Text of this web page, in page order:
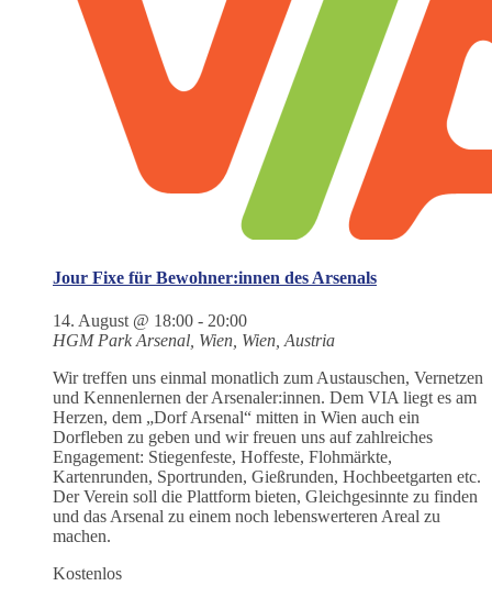
Jour Fixe für Bewohner:innen des Arsenals
14. August @ 18:00 - 20:00
HGM Park Arsenal, Wien, Wien, Austria
Wir treffen uns einmal monatlich zum Austauschen, Vernetzen
und Kennenlernen der Arsenaler:innen. Dem VIA liegt es am
Herzen, dem „Dorf Arsenal“ mitten in Wien auch ein
Dorfleben zu geben und wir freuen uns auf zahlreiches
Engagement: Stiegenfeste, Hoffeste, Flohmärkte,
Kartenrunden, Sportrunden, Gießrunden, Hochbeetgarten etc.
Der Verein soll die Plattform bieten, Gleichgesinnte zu finden
und das Arsenal zu einem noch lebenswerteren Areal zu
machen.
Kostenlos